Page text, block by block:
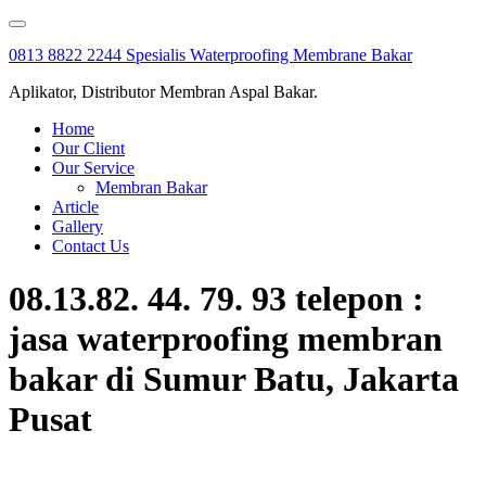
Skip
content
0813 8822 2244 Spesialis Waterproofing Membrane Bakar
Aplikator, Distributor Membran Aspal Bakar.
Home
Our Client
Our Service
Membran Bakar
Article
Gallery
Contact Us
08.13.82. 44. 79. 93 telepon :
jasa waterproofing membran
bakar di Sumur Batu, Jakarta
Pusat